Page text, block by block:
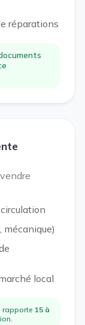
réparations
mécanique)
local
rapporte 15 à